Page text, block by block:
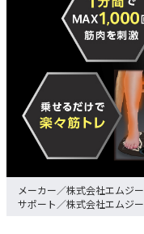
株式会社エムジー
株式会社エムジー